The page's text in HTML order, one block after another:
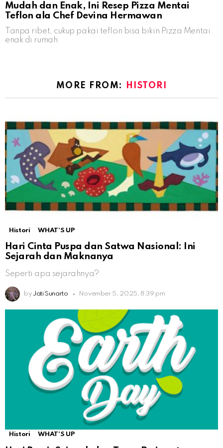
Mudah dan Enak, Ini Resep Pizza Mentai
Teflon ala Chef Devina Hermawan
Tanpa ribet, cukup pakai teflon bisa bikin Pizza Mentai
enak di rumah
MORE FROM: HISTORI
Histori WHAT'S UP
Hari Cinta Puspa dan Satwa Nasional: Ini
Sejarah dan Maknanya
Seperti apa sejarahnya?
by Jati Sunarto November 5, 2025, 8:39 pm
Histori WHAT'S UP